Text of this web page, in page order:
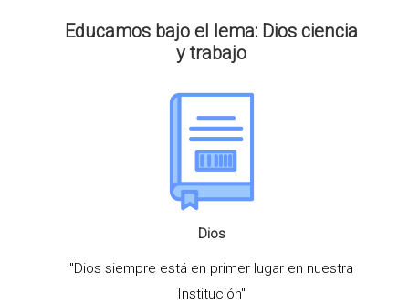
Educamos bajo el lema: Dios ciencia
y trabajo
Dios
"Dios siempre está en primer lugar en nuestra
Institución"